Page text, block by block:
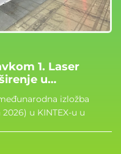
1. Laser
u
izložba
u KINTEX-u u